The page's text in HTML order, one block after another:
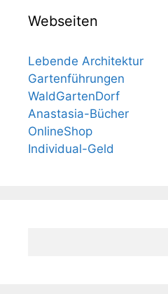
Webseiten
Lebende Architektur
Gartenführungen
WaldGartenDorf
Anastasia-Bücher
OnlineShop
Individual-Geld